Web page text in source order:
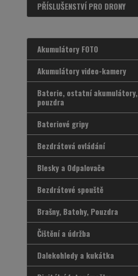
PŘÍSLUŠENSTVÍ PRO DRONY
Akumulátory FOTO
Akumulátory video-kamery
Baterie, ostatní akumulátory,
pouzdra
Bateriové gripy
Bezdrátová ovládání
Blesky a Odpalovače
Bezdrátové spouště
Brašny, Batohy, Pouzdra
Čištění a údržba
Dalekohledy a kukátka